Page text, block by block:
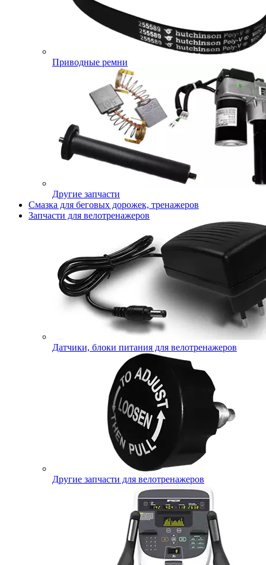
Приводные ремни
Другие запчасти
Смазка для беговых дорожек, тренажеров
Запчасти для велотренажеров
Датчики, блоки питания для велотренажеров
Другие запчасти для велотренажеров